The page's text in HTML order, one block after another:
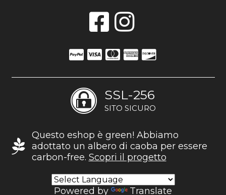
SSL-256
SITO SICURO
Questo eshop è green! Abbiamo
adottato un albero di caoba per essere
carbon-free. Scopri il progetto
Powered by Translate